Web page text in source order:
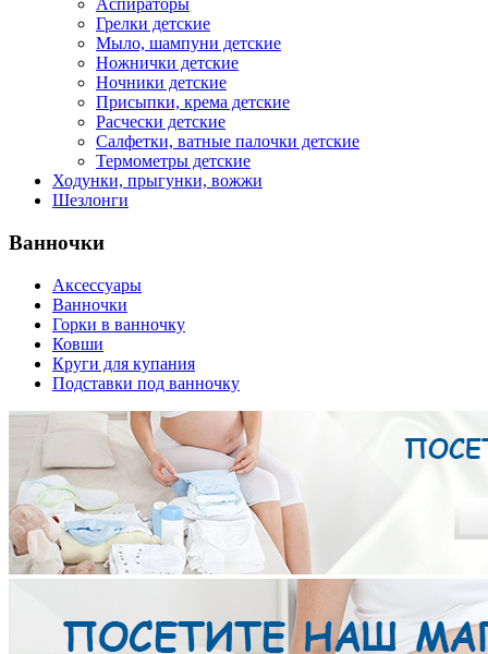
Аспираторы
Грелки детские
Мыло, шампуни детские
Ножнички детские
Ночники детские
Присыпки, крема детские
Расчески детские
Салфетки, ватные палочки детские
Термометры детские
Ходунки, прыгунки, вожжи
Шезлонги
Ванночки
Аксессуары
Ванночки
Горки в ванночку
Ковши
Круги для купания
Подставки под ванночку